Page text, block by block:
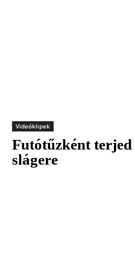
Videóklipek
Futótűzként
slágere